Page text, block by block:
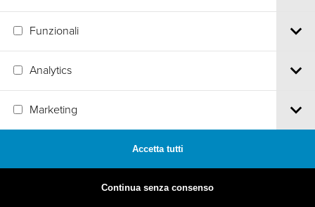
Funzionali
Analytics
Marketing
Accetta tutti
Continua senza consenso